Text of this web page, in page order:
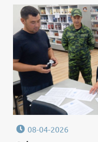
08-04-2026